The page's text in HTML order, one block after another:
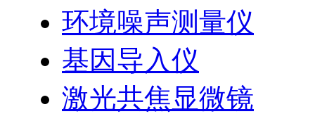
环境噪声测量仪
基因导入仪
激光共焦显微镜